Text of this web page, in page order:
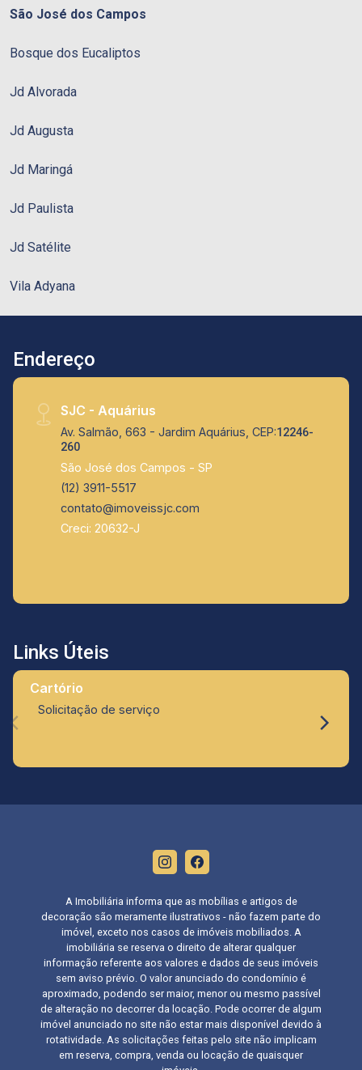
São José dos Campos
Bosque dos Eucaliptos
Jd Alvorada
Jd Augusta
Jd Maringá
Jd Paulista
Jd Satélite
Vila Adyana
Endereço
SJC - Aquárius
Av. Salmão, 663 - Jardim Aquárius, CEP:12246-
260
São José dos Campos - SP
(12) 3911-5517
contato@imoveissjc.com
Creci: 20632-J
Links Úteis
Cartório
Solicitação de serviço
A Imobiliária informa que as mobílias e artigos de
decoração são meramente ilustrativos - não fazem parte do
imóvel, exceto nos casos de imóveis mobiliados. A
imobiliária se reserva o direito de alterar qualquer
informação referente aos valores e dados de seus imóveis
sem aviso prévio. O valor anunciado do condomínio é
aproximado, podendo ser maior, menor ou mesmo passível
de alteração no decorrer da locação. Pode ocorrer de algum
imóvel anunciado no site não estar mais disponível devido à
rotatividade. As solicitações feitas pelo site não implicam
em reserva, compra, venda ou locação de quaisquer